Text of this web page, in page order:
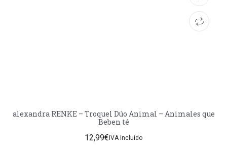
alexandra RENKE – Troquel Dúo Animal – Animales que
Beben té
12,99€IVA Incluido